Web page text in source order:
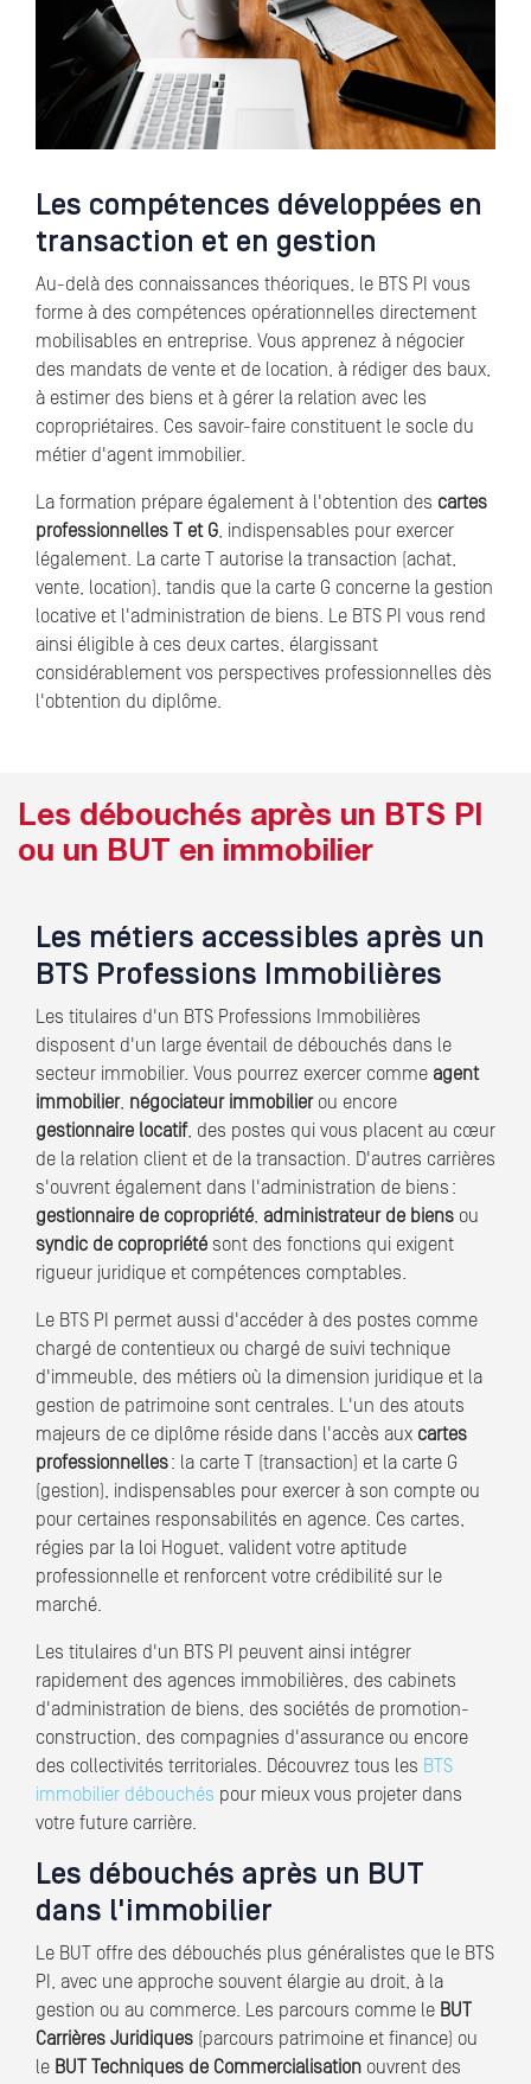
Les compétences développées en
transaction et en gestion
Au-delà des connaissances théoriques, le BTS PI vous
forme à des compétences opérationnelles directement
mobilisables en entreprise. Vous apprenez à négocier
des mandats de vente et de location, à rédiger des baux,
à estimer des biens et à gérer la relation avec les
copropriétaires. Ces savoir-faire constituent le socle du
métier d'agent immobilier.
La formation prépare également à l'obtention des cartes
professionnelles T et G, indispensables pour exercer
légalement. La carte T autorise la transaction (achat,
vente, location), tandis que la carte G concerne la gestion
locative et l'administration de biens. Le BTS PI vous rend
ainsi éligible à ces deux cartes, élargissant
considérablement vos perspectives professionnelles dès
l'obtention du diplôme.
Les débouchés après un BTS PI
ou un BUT en immobilier
Les métiers accessibles après un
BTS Professions Immobilières
Les titulaires d'un BTS Professions Immobilières
disposent d'un large éventail de débouchés dans le
secteur immobilier. Vous pourrez exercer comme agent
immobilier, négociateur immobilierou encore
gestionnaire locatif, des postes qui vous placent au cœur
de la relation client et de la transaction. D'autres carrières
s'ouvrent également dans l'administration de biens :
gestionnaire de copropriété, administrateur de biens ou
syndic de copropriété sont des fonctions qui exigent
rigueur juridique et compétences comptables.
Le BTS PI permet aussi d'accéder à des postes comme
chargé de contentieux ou chargé de suivi technique
d'immeuble, des métiers où la dimension juridique et la
gestion de patrimoine sont centrales. L'un des atouts
majeurs de ce diplôme réside dans l'accès aux cartes
professionnelles: la carte T (transaction) et la carte G
(gestion), indispensables pour exercer à son compte ou
pour certaines responsabilités en agence. Ces cartes,
régies par la loi Hoguet, valident votre aptitude
professionnelle et renforcent votre crédibilité sur le
marché.
Les titulaires d'un BTS PI peuvent ainsi intégrer
rapidement des agences immobilières, des cabinets
d'administration de biens, des sociétés de promotion-
construction, des compagnies d'assurance ou encore
des collectivités territoriales. Découvrez tous les BTS
immobilier débouchés pour mieux vous projeter dans
votre future carrière.
Les débouchés après un BUT
dans l'immobilier
Le BUT offre des débouchés plus généralistes que le BTS
PI, avec une approche souvent élargie au droit, à la
gestion ou au commerce. Les parcours comme le BUT
Carrières Juridiques (parcours patrimoine et finance) ou
le BUT Techniques de Commercialisation ouvrent des